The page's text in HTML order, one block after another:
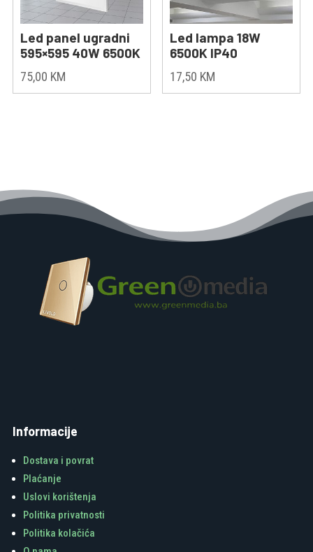
Led panel ugradni
595×595 40W 6500K
75,00 KM
Led lampa 18W
6500K IP40
17,50 KM
Informacije
Dostava i povrat
Plaćanje
Uslovi korištenja
Politika privatnosti
Politika kolačića